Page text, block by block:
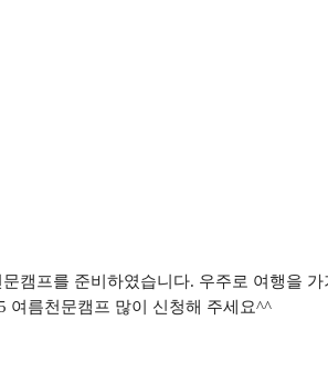
캠프를 준비하였습니다. 우주로 여행을
여름천문캠프 많이 신청해 주세요^^